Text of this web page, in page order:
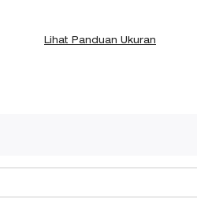
Lihat Panduan Ukuran